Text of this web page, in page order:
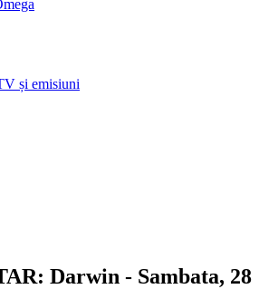
și emisiuni
Darwin - Sambata, 28